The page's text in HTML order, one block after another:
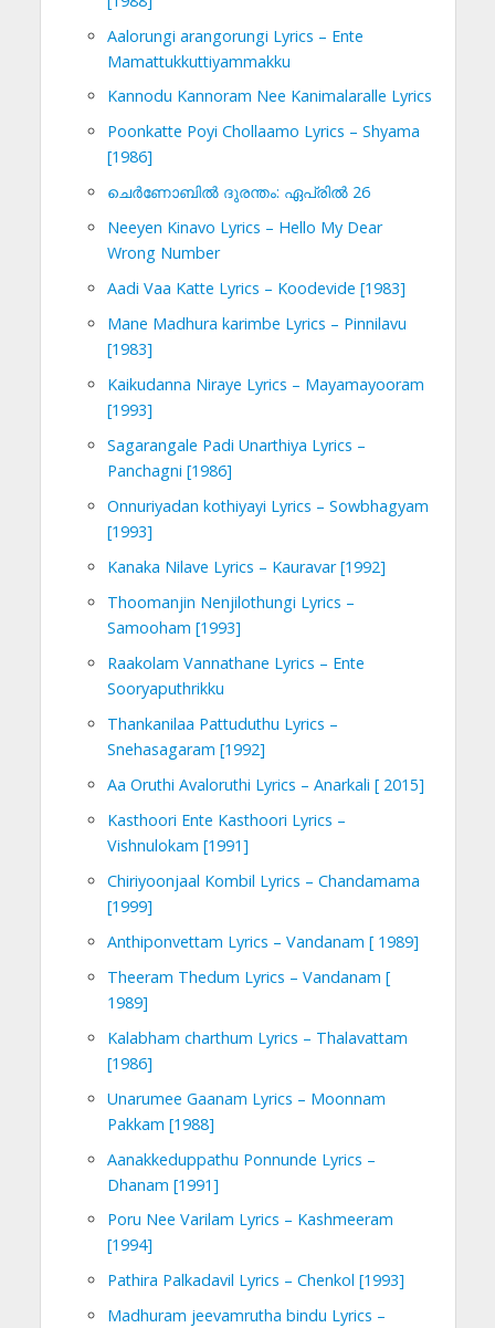
Aalorungi arangorungi Lyrics – Ente
Mamattukkuttiyammakku
Kannodu Kannoram Nee Kanimalaralle Lyrics
Poonkatte Poyi Chollaamo Lyrics – Shyama
[1986]
ചെര്‍ണോബില്‍ ദുരന്തം: ഏപ്രില്‍ 26
Neeyen Kinavo Lyrics – Hello My Dear
Wrong Number
Aadi Vaa Katte Lyrics – Koodevide [1983]
Mane Madhura karimbe Lyrics – Pinnilavu
[1983]
Kaikudanna Niraye Lyrics – Mayamayooram
[1993]
Sagarangale Padi Unarthiya Lyrics –
Panchagni [1986]
Onnuriyadan kothiyayi Lyrics – Sowbhagyam
[1993]
Kanaka Nilave Lyrics – Kauravar [1992]
Thoomanjin Nenjilothungi Lyrics –
Samooham [1993]
Raakolam Vannathane Lyrics – Ente
Sooryaputhrikku
Thankanilaa Pattuduthu Lyrics –
Snehasagaram [1992]
Aa Oruthi Avaloruthi Lyrics – Anarkali [ 2015]
Kasthoori Ente Kasthoori Lyrics –
Vishnulokam [1991]
Chiriyoonjaal Kombil Lyrics – Chandamama
[1999]
Anthiponvettam Lyrics – Vandanam [ 1989]
Theeram Thedum Lyrics – Vandanam [
1989]
Kalabham charthum Lyrics – Thalavattam
[1986]
Unarumee Gaanam Lyrics – Moonnam
Pakkam [1988]
Aanakkeduppathu Ponnunde Lyrics –
Dhanam [1991]
Poru Nee Varilam Lyrics – Kashmeeram
[1994]
Pathira Palkadavil Lyrics – Chenkol [1993]
Madhuram jeevamrutha bindu Lyrics –